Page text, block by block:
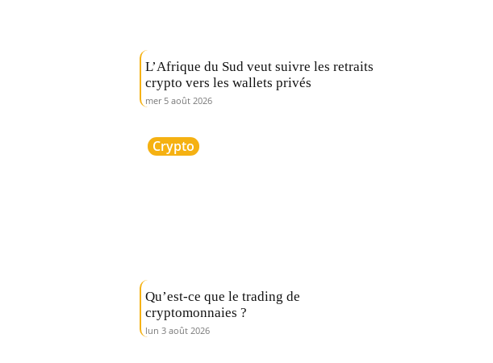
L’Afrique du Sud veut suivre les retraits
crypto vers les wallets privés
mer 5 août 2026
Crypto
Qu’est-ce que le trading de
cryptomonnaies ?
lun 3 août 2026